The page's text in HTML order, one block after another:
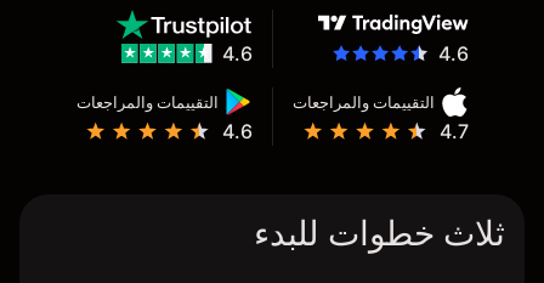
4.6
التقييمات والمراجعات
4.7
التقييمات والمراجعات
4.6
4.6
ثلاث خطوات للبدء